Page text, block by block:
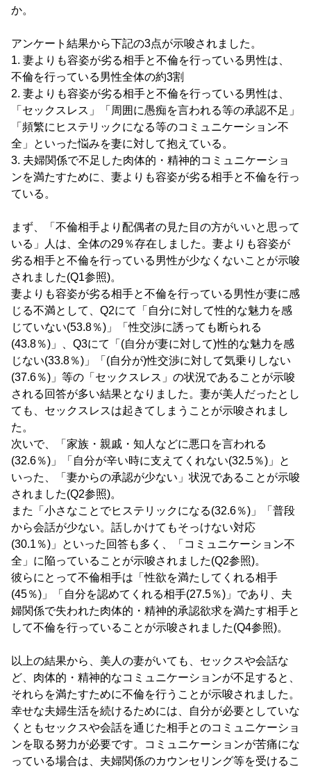
か。
アンケート結果から下記の3点が示唆されました。
1. 妻よりも容姿が劣る相手と不倫を行っている男性は、
不倫を行っている男性全体の約3割
2. 妻よりも容姿が劣る相手と不倫を行っている男性は、
「セックスレス」「周囲に愚痴を言われる等の承認不足」
「頻繁にヒステリックになる等のコミュニケーション不
全」といった悩みを妻に対して抱えている。
3. 夫婦関係で不足した肉体的・精神的コミュニケーショ
ンを満たすために、妻よりも容姿が劣る相手と不倫を行っ
ている。
まず、「不倫相手より配偶者の見た目の方がいいと思って
いる」人は、全体の29％存在しました。妻よりも容姿が
劣る相手と不倫を行っている男性が少なくないことが示唆
されました(Q1参照)。
妻よりも容姿が劣る相手と不倫を行っている男性が妻に感
じる不満として、Q2にて「自分に対して性的な魅力を感
じていない(53.8％)」「性交渉に誘っても断られる
(43.8％)」、Q3にて「(自分が妻に対して)性的な魅力を感
じない(33.8％)」「(自分が)性交渉に対して気乗りしない
(37.6％)」等の「セックスレス」の状況であることが示唆
される回答が多い結果となりました。妻が美人だったとし
ても、セックスレスは起きてしまうことが示唆されまし
た。
次いで、「家族・親戚・知人などに悪口を言われる
(32.6％)」「自分が辛い時に支えてくれない(32.5％)」と
いった、「妻からの承認が少ない」状況であることが示唆
されました(Q2参照)。
また「小さなことでヒステリックになる(32.6％)」「普段
から会話が少ない。話しかけてもそっけない対応
(30.1％)」といった回答も多く、「コミュニケーション不
全」に陥っていることが示唆されました(Q2参照)。
彼らにとって不倫相手は「性欲を満たしてくれる相手
(45％)」「自分を認めてくれる相手(27.5％)」であり、夫
婦関係で失われた肉体的・精神的承認欲求を満たす相手と
して不倫を行っていることが示唆されました(Q4参照)。
以上の結果から、美人の妻がいても、セックスや会話な
ど、肉体的・精神的なコミュニケーションが不足すると、
それらを満たすために不倫を行うことが示唆されました。
幸せな夫婦生活を続けるためには、自分が必要としていな
くともセックスや会話を通じた相手とのコミュニケーショ
ンを取る努力が必要です。コミュニケーションが苦痛にな
っている場合は、夫婦関係のカウンセリング等を受けるこ